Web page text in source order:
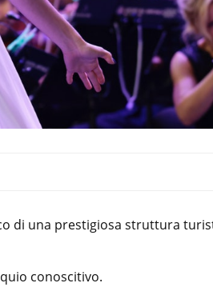
di una prestigiosa struttura
conoscitivo.